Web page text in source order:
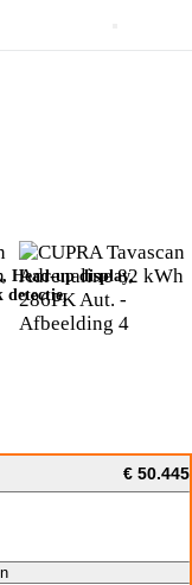
Head-up display,
detectie,
€ 50.445